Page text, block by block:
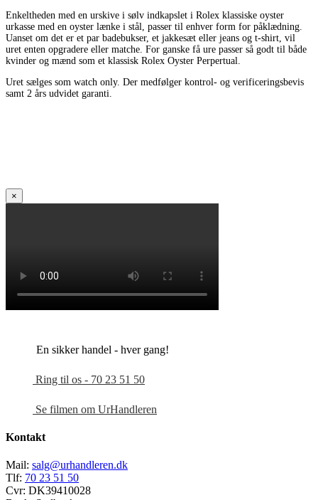
Enkeltheden med en urskive i sølv indkapslet i Rolex klassiske oyster
urkasse med en oyster lænke i stål, passer til enhver form for påklædning.
Uanset om det er et par badebukser, et jakkesæt eller jeans og t-shirt, vil
uret enten opgradere eller matche. For ganske få ure passer så godt til både
kvinder og mænd som et klassisk Rolex Oyster Perpertual.
Uret sælges som watch only. Der medfølger kontrol- og verificeringsbevis
samt 2 års udvidet garanti.
×
En sikker handel - hver gang!
Ring til os - 70 23 51 50
Se filmen om UrHandleren
Kontakt
Mail: salg@urhandleren.dk
Tlf: 70 23 51 50
Cvr: DK39410028